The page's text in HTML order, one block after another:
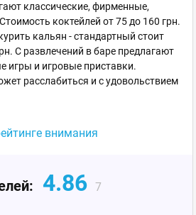
классические, фирменные,
коктейлей от 75 до 160 грн.
кальян - стандартный стоит
С развлечений в баре предлагают
игры и игровые приставки.
расслабиться и с удовольствием
внимания
4.86 7